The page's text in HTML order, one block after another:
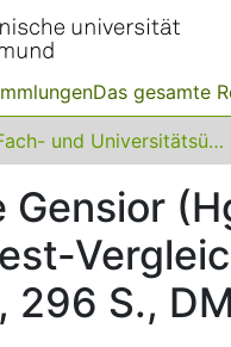
Das gesamte
Fach- und Universitätsübergreifendes
Gensior
296 S.,